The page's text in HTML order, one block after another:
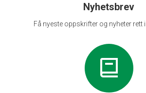
Nyhetsbrev
Få nyeste oppskrifter og nyheter rett